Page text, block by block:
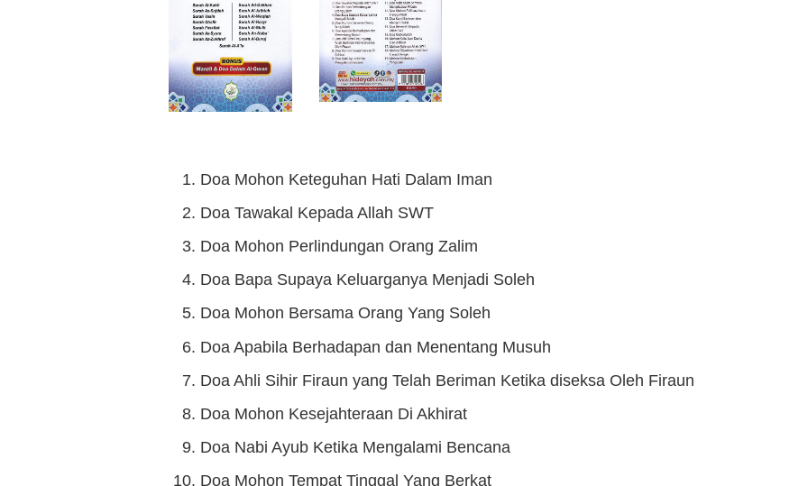
Doa Mohon Keteguhan Hati Dalam Iman
Doa Tawakal Kepada Allah SWT
Doa Mohon Perlindungan Orang Zalim
Doa Bapa Supaya Keluarganya Menjadi Soleh
Doa Mohon Bersama Orang Yang Soleh
Doa Apabila Berhadapan dan Menentang Musuh
Doa Ahli Sihir Firaun yang Telah Beriman Ketika diseksa Oleh Firaun
Doa Mohon Kesejahteraan Di Akhirat
Doa Nabi Ayub Ketika Mengalami Bencana
Doa Mohon Tempat Tinggal Yang Berkat